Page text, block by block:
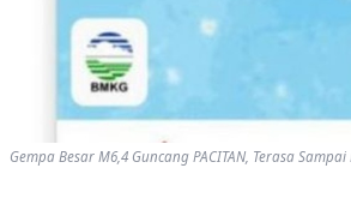
Gempa Besar M6,4 Guncang PACITAN, Terasa